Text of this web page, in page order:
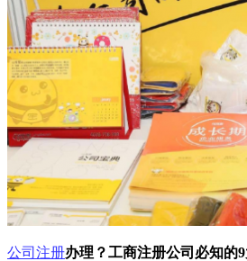
公司注册办理？工商注册公司必知的9